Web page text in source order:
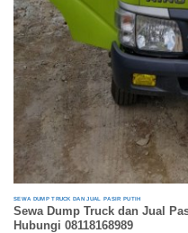
SEWA DUMP TRUCK DAN JUAL PASIR PUTIH
Sewa Dump Truck dan Jual
Hubungi 08118168989